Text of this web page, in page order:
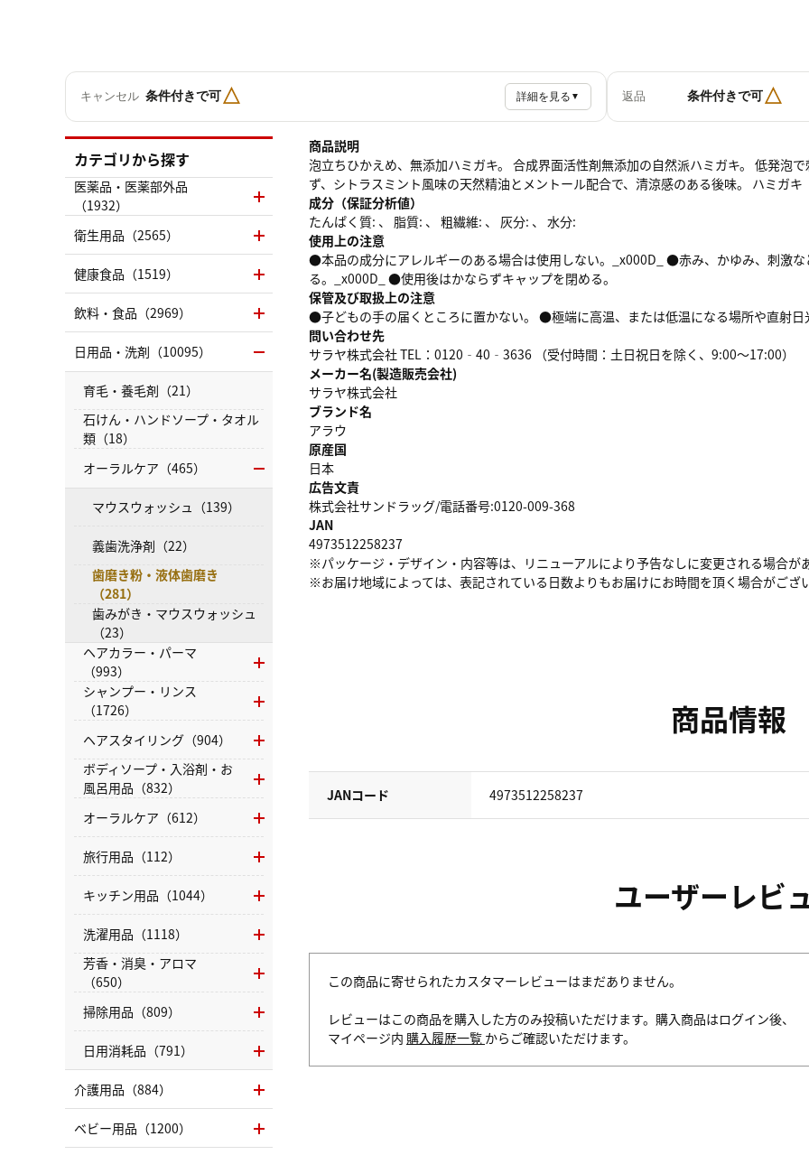
キャンセル 条件付きで可△ 詳細を見る ▼ 返品 条件付きで可△
商品説明
泡立ちひかえめ、無添加ハミガキ。 合成界面活性剤無添加の自然派ハミガキ。 低発泡
ず、シトラスミント風味の天然精油とメントール配合で、清涼感のある後味。 ハミガキ
成分（保証分析値）
たんぱく質: 、 脂質: 、 粗繊維: 、 灰分: 、 水分:
使用上の注意
●本品の成分にアレルギーのある場合は使用しない。_x000D_ ●赤み、かゆみ、刺激
る。_x000D_ ●使用後はかならずキャップを閉める。
保管及び取扱上の注意
●子どもの手の届くところに置かない。 ●極端に高温、または低温になる場所や直射日
問い合わせ先
サラヤ株式会社 TEL：0120‐40‐3636 （受付時間：土日祝日を除く、9:00～17:00）
メーカー名(製造販売会社)
サラヤ株式会社
ブランド名
アラウ
原産国
日本
広告文責
株式会社サンドラッグ/電話番号:0120-009-368
JAN
4973512258237
※パッケージ・デザイン・内容等は、リニューアルにより予告なしに変更される場合が
※お届け地域によっては、表記されている日数よりもお届けにお時間を頂く場合がござい
商品情報
JANコード 4973512258237
ユーザーレビ
この商品に寄せられたカスタマーレビューはまだありません。
レビューはこの商品を購入した方のみ投稿いただけます。購入商品はログイン後、
マイページ内 購入履歴一覧 からご確認いただけます。
カテゴリから探す
医薬品・医薬部外品
（1932）
衛生用品（2565）
健康食品（1519）
飲料・食品（2969）
日用品・洗剤（10095）
育毛・養毛剤（21）
石けん・ハンドソープ・タオル
類（18）
オーラルケア（465）
マウスウォッシュ（139）
義歯洗浄剤（22）
歯磨き粉・液体歯磨き
（281）
歯みがき・マウスウォッシュ
（23）
ヘアカラー・パーマ
（993）
シャンプー・リンス
（1726）
ヘアスタイリング（904）
ボディソープ・入浴剤・お
風呂用品（832）
オーラルケア（612）
旅行用品（112）
キッチン用品（1044）
洗濯用品（1118）
芳香・消臭・アロマ
（650）
掃除用品（809）
日用消耗品（791）
介護用品（884）
ベビー用品（1200）